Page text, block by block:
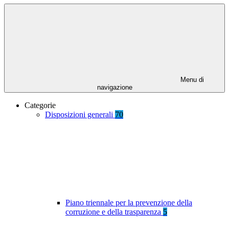
Menu di
navigazione
Categorie
Disposizioni generali 70
Piano triennale per la prevenzione della
corruzione e della trasparenza 5